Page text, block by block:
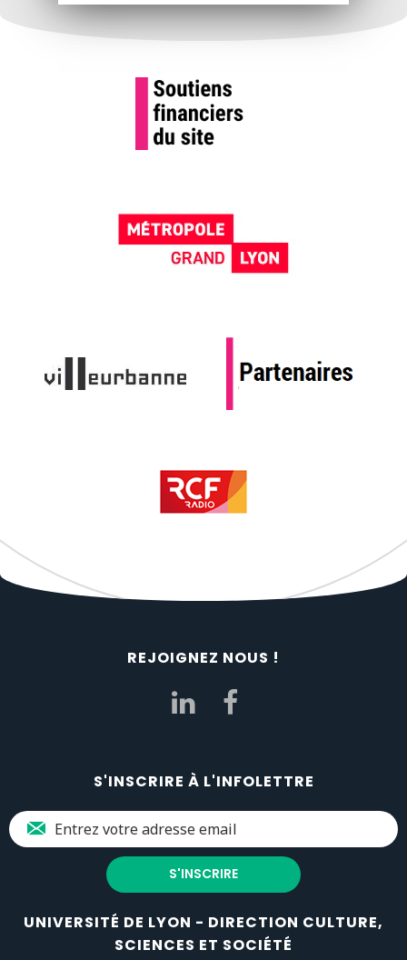
REJOIGNEZ NOUS !
S'INSCRIRE À L'INFOLETTRE
UNIVERSITÉ DE LYON - DIRECTION CULTURE,
SCIENCES ET SOCIÉTÉ